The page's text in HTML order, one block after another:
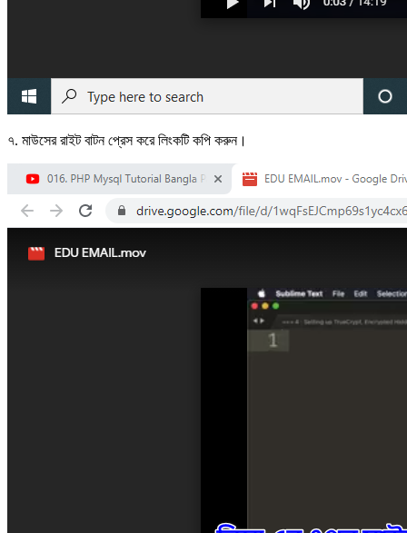
৭. মাউসের রাইট বাটন প্রেস করে লিংকটি কপি করুন।